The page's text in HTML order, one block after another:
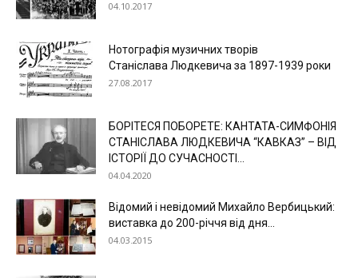
04.10.2017
Нотографія музичних творів
Станіслава Людкевича за 1897-1939 роки
27.08.2017
БОРІТЕСЯ ПОБОРЕТЕ: КАНТАТА-СИМФОНІЯ
СТАНІСЛАВА ЛЮДКЕВИЧА “КАВКАЗ” – ВІД
ІСТОРІЇ ДО СУЧАСНОСТІ...
04.04.2020
Відомий і невідомий Михайло Вербицький:
виставка до 200-річчя від дня...
04.03.2015